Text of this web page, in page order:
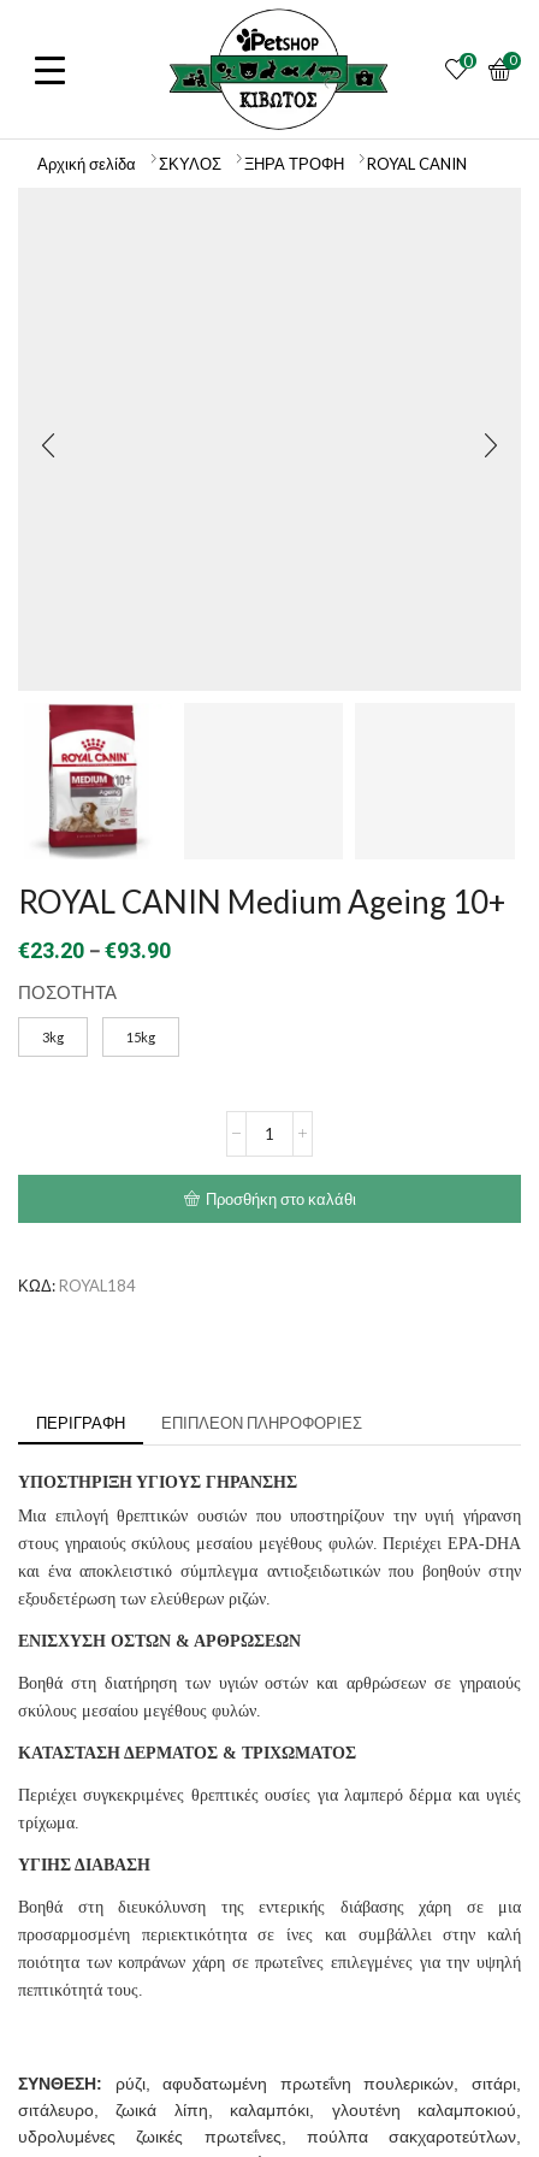
0 0
Αρχική σελίδα ΣΚΥΛΟΣ ΞΗΡΑ ΤΡΟΦΗ ROYAL CANIN
ROYAL CANIN Medium Ageing 10+
€23.20 –€93.90Price
€23.20
through
ΠΟΣΟΤΗΤΑ
3kg 15kg
CANIN
10+
ποσότητα
Προσθήκη στο καλάθι
ΚΩΔ: ROYAL184
ΠΕΡΙΓΡΑΦΉ ΕΠΙΠΛΈΟΝ ΠΛΗΡΟΦΟΡΊΕΣ
ΥΠΟΣΤΗΡΙΞΗ ΥΓΙΟΥΣ ΓΗΡΑΝΣΗΣ
Μια επιλογή θρεπτικών ουσιών που υποστηρίζουν την υγιή γήρανση
στους γηραιούς σκύλους μεσαίου μεγέθους φυλών. Περιέχει EPA-DHA
και ένα αποκλειστικό σύμπλεγμα αντιοξειδωτικών που βοηθούν στην
εξουδετέρωση των ελεύθερων ριζών.
ΕΝΙΣΧΥΣΗ ΟΣΤΩΝ & ΑΡΘΡΩΣΕΩΝ
Βοηθά στη διατήρηση των υγιών οστών και αρθρώσεων σε γηραιούς
σκύλους μεσαίου μεγέθους φυλών.
ΚΑΤΑΣΤΑΣΗ ΔΕΡΜΑΤΟΣ & ΤΡΙΧΩΜΑΤΟΣ
Περιέχει συγκεκριμένες θρεπτικές ουσίες για λαμπερό δέρμα και υγιές
τρίχωμα.
ΥΓΙΗΣ ΔΙΑΒΑΣΗ
Βοηθά στη διευκόλυνση της εντερικής διάβασης χάρη σε μια
προσαρμοσμένη περιεκτικότητα σε ίνες και συμβάλλει στην καλή
ποιότητα των κοπράνων χάρη σε πρωτεΐνες επιλεγμένες για την υψηλή
πεπτικότητά τους.
ΣΥΝΘΕΣΗ: ρύζι, αφυδατωμένη πρωτεΐνη πουλερικών, σιτάρι,
σιτάλευρο, ζωικά λίπη, καλαμπόκι, γλουτένη καλαμποκιού,
υδρολυμένες ζωικές πρωτεΐνες, πούλπα σακχαροτεύτλων,